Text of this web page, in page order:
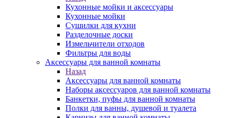
Кухонные мойки и аксессуары
Кухонные мойки
Сушилки для кухни
Разделочные доски
Измельчители отходов
Фильтры для воды
Аксессуары для ванной комнаты
Назад
Аксессуары для ванной комнаты
Наборы аксессуаров для ванной комнаты
Банкетки, пуфы для ванной комнаты
Полки для ванны, душевой и туалета